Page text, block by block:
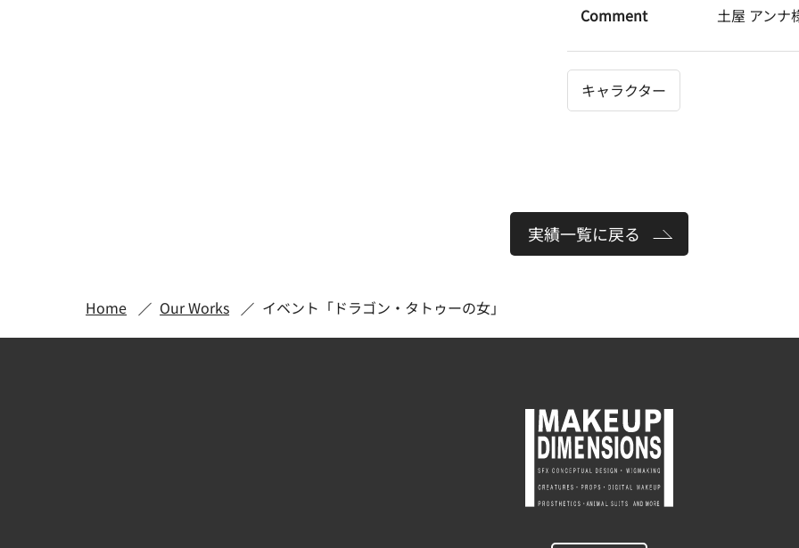
Comment 土屋 アンナ
キャラクター
実績一覧に戻る
Home Our Works イベント「ドラゴン・タトゥーの女」